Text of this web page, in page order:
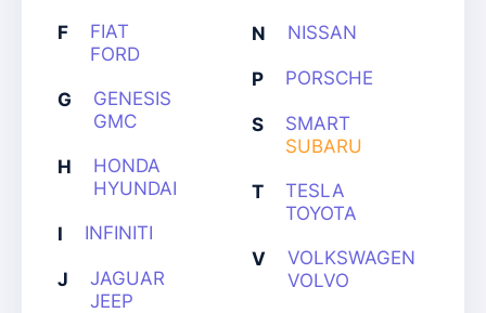
F
FIAT
FORD
G
GENESIS
GMC
H
HONDA
HYUNDAI
I INFINITI
J
JAGUAR
JEEP
N NISSAN
P PORSCHE
S
SMART
SUBARU
T
TESLA
TOYOTA
V
VOLKSWAGEN
VOLVO